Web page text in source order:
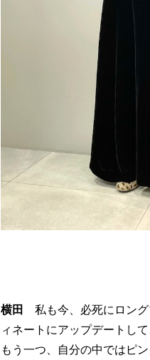
横田
私も今、必死にロング
ィネートにアップデートし
もう一つ、自分の中ではピ